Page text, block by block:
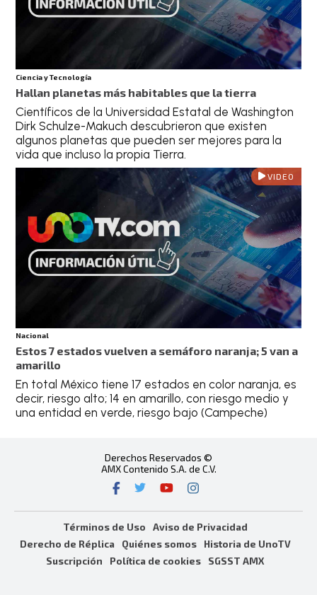
Ciencia y Tecnología
Hallan planetas más habitables que la tierra
Científicos de la Universidad Estatal de Washington
Dirk Schulze-Makuch descubrieron que existen
algunos planetas que pueden ser mejores para la
vida que incluso la propia Tierra.
VIDEO
Nacional
Estos 7 estados vuelven a semáforo naranja; 5 van a
amarillo
En total México tiene 17 estados en color naranja, es
decir, riesgo alto; 14 en amarillo, con riesgo medio y
una entidad en verde, riesgo bajo (Campeche)
Derechos Reservados ©
AMX Contenido S.A. de C.V.
Términos de Uso
Aviso de Privacidad
Derecho de Réplica
Quiénes somos
Historia de UnoTV
Suscripción
Política de cookies SGSST AMX